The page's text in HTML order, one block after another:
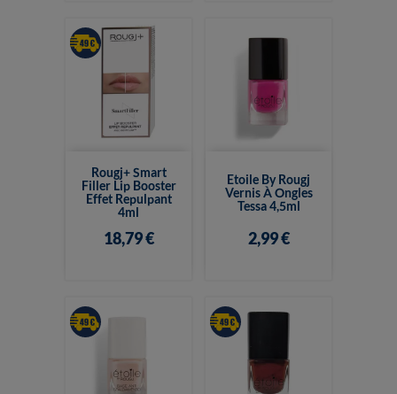
Rougj+ Smart
Filler Lip Booster
Effet Repulpant
4ml
18,79 €
Etoile By Rougj
Vernis À Ongles
Tessa 4,5ml
2,99 €